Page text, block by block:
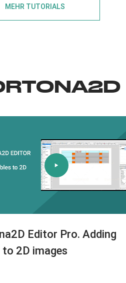
MEHR TUTORIALS
Editor Pro. Adding
2D images